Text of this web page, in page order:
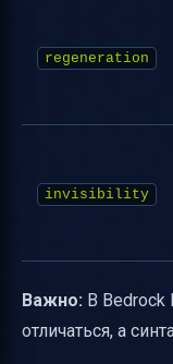
regeneration
invisibility
Важно: В
отличаться, а